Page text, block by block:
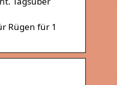
Rügen für 1